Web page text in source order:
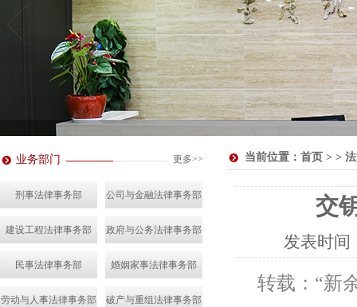
业务部门 更多>>
刑事法律事务部 公司与金融法律事务部
建设工程法律事务部 政府与公务法律事务部
民事法律事务部 婚姻家事法律事务部
劳动与人事法律事务部 破产与重组法律事务部
当前位置： 首页 > >
交
发表时间
转载：“新